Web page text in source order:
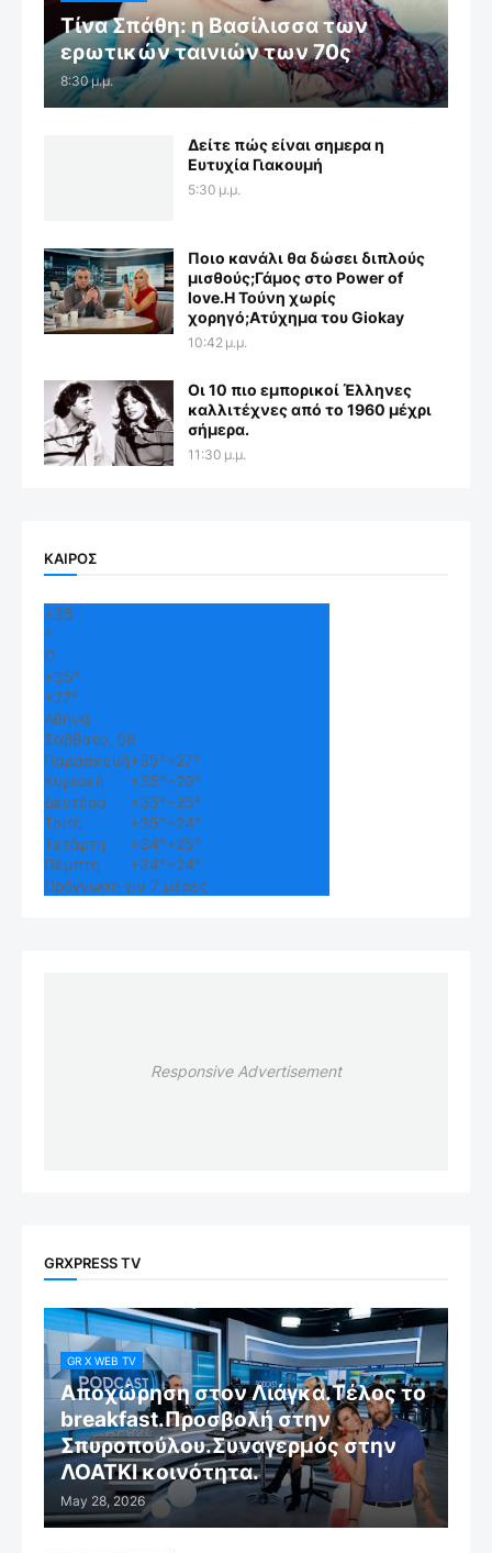
Τίνα Σπάθη: η Βασίλισσα των
ερωτικών ταινιών των 70ς
8:30 μ.μ.
Δείτε πώς είναι σημερα η
Ευτυχία Γιακουμή
5:30 μ.μ.
Ποιο κανάλι θα δώσει διπλούς
μισθούς;Γάμος στο Power of
love.Η Τούνη χωρίς
χορηγό;Aτύχημα του Giokay
10:42 μ.μ.
Οι 10 πιο εμπορικοί Έλληνες
καλλιτέχνες από το 1960 μέχρι
σήμερα.
11:30 μ.μ.
ΚΑΙΡΟΣ
+35
°
C
+35°
+27°
Αθήνα
Σάββατο, 08
Παρασκευή+35°+27°
Κυριακή
+35°+29°
Δευτέρα
+33°+25°
Τρίτη
+35°+24°
Τετάρτη
+34°+25°
Πέμπτη
+34°+24°
Πρόγνωση για 7 μέρες
Responsive Advertisement
GRXPRESS TV
GR X WEB TV
Αποχώρηση στον Λιάγκα.Τέλος το
breakfast.Προσβολή στην
Σπυροπούλου.Συναγερμός στην
ΛΟΑΤΚΙ κοινότητα.
May 28, 2026